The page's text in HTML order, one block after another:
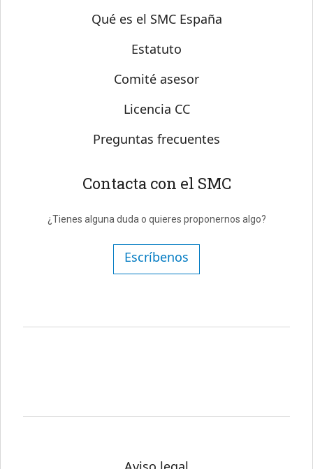
Sobre SMC España
Qué es el SMC España
Estatuto
Comité asesor
Licencia CC
Preguntas frecuentes
Contacta con el SMC
¿Tienes alguna duda o quieres proponernos algo?
Escríbenos